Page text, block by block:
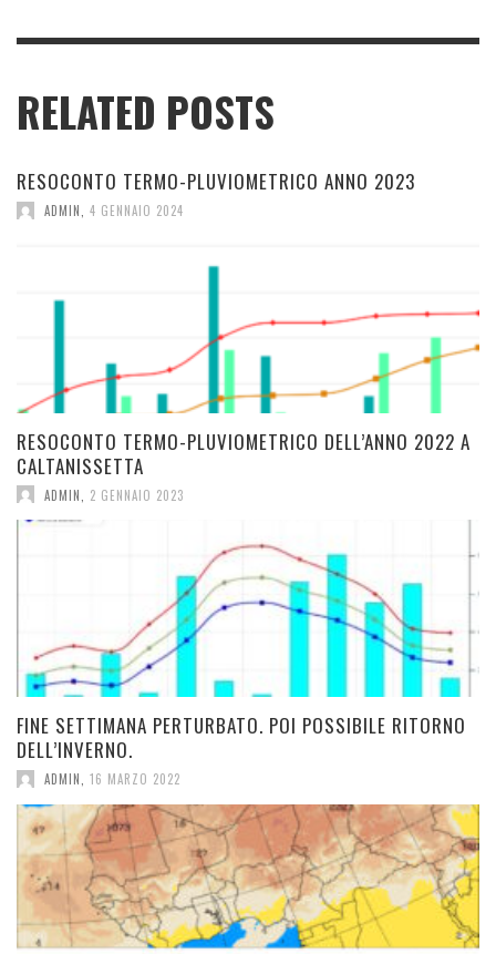
RELATED POSTS
RESOCONTO TERMO-PLUVIOMETRICO ANNO 2023
ADMIN 4 GENNAIO 2024
RESOCONTO TERMO-PLUVIOMETRICO DELL’ANNO 2022 A
CALTANISSETTA
ADMIN 2 GENNAIO 2023
FINE SETTIMANA PERTURBATO. POI POSSIBILE RITORNO
DELL’INVERNO.
ADMIN, 16 MARZO 2022